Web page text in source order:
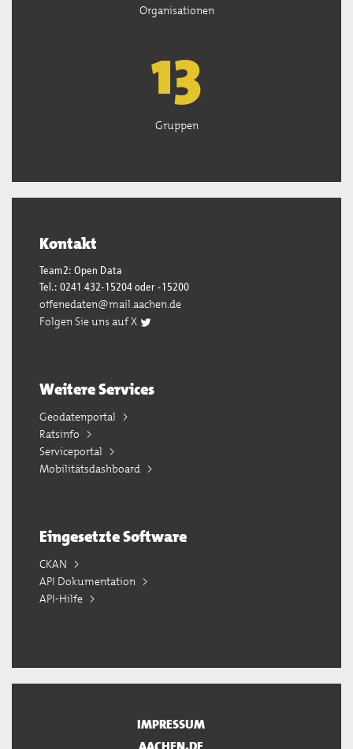
Organisationen
13
Gruppen
Kontakt
Team2: Open Data
Tel.: 0241 432-15204 oder -15200
offenedaten@mail.aachen.de
Folgen Sie uns auf X
Weitere Services
Geodatenportal
Ratsinfo
Serviceportal
Mobilitätsdashboard
Eingesetzte Software
CKAN
API Dokumentation
API-Hilfe
IMPRESSUM